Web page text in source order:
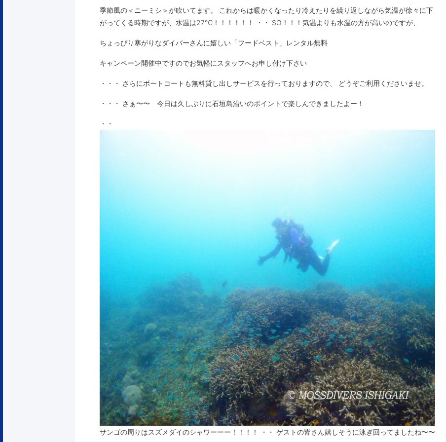
季節風の＜ニーミシ＞が吹いてます。 これからは暖かくなったり冷えたりを繰り返しながら気温が徐々に下
がってくる時期ですが、水温は27℃！！！！！！ ・・ SO！！！気温よりも水温の方が高いのですが、
ちょっぴり寒がりなダイバーさんに嬉しい「フードベスト」レンタル無料
キャンペーン開催中ですのでお気軽にスタッフへお申し付け下さい
・・・ さらにボートコートも無料貸し出しサービスを行っておりますので、 どうぞご利用くださいませ。
・・・ さぁ〜〜 今日は久しぶりに石垣島沿いのポイントで楽しんできましたよー！
・・
サンゴの周りはスズメダイのシャワーーー！！！！ ・・ ゲストの皆さん嬉しそうに泳ぎ回ってましたね〜〜